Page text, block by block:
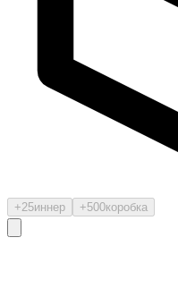
+25иннер +500коробка